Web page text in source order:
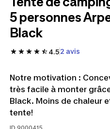
5 personnes
Black
4.52 avis
Notre motivation :
très facile à monter
Black. Moins de chaleur
tente!